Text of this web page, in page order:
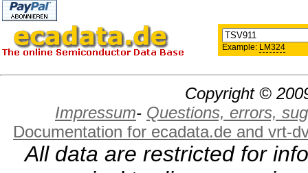
Example: LM324
Copyright ©
Impressum- Questions, errors,
Documentation for ecadata.de and vrt-
All data are restricted for